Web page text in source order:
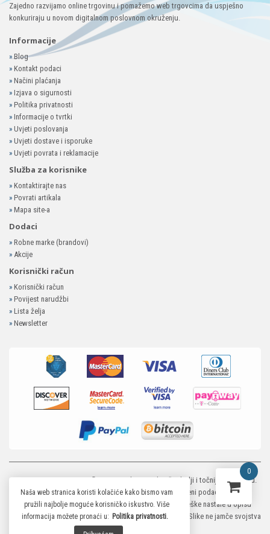
Zajedno razvijamo online trgovinu i pomažemo web trgovcima da uspješno
konkuriraju u novom digitalnom poslovnom okruženju.
Informacije
»Blog
» Kontakt podaci
» Načini plaćanja
» Izjava o sigurnosti
» Politika privatnosti
» Informacije o tvrtki
» Uvjeti poslovanja
» Uvjeti dostave i isporuke
» Uvjeti povrata i reklamacije
Služba za korisnike
» Kontaktirajte nas
» Povrati artikala
» Mapa site-a
Dodaci
» Robne marke (brandovi)
» Akcije
Korisnički račun
» Korisnički račun
» Povijest narudžbi
» Lista želja
» Newsletter
MP-ELEKTRONIKA SHOP© 2026. Trudimo se dati što bolji i točniji opis i sliku.
Unatoč tome, ne možemo garantirati da su svi navedeni podaci i slike u
potpunosti točni. Ne odgovaramo za eventualne pogreške nastale u opisu
proizvoda, greške prilikom štampanja te promjene cijena. Slike ne jamče svojstva
proizvoda.
0
Naša web stranica koristi kolačiće kako bismo vam
pružili najbolje moguće korisničko iskustvo. Više
informacija možete pronaći u: Politika privatnosti.